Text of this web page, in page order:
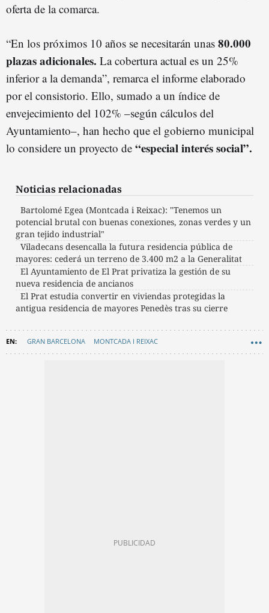
oferta de la comarca.
“En los próximos 10 años se necesitarán unas 80.000
plazas adicionales. La cobertura actual es un 25%
inferior a la demanda”, remarca el informe elaborado
por el consistorio. Ello, sumado a un índice de
envejecimiento del 102% –según cálculos del
Ayuntamiento–, han hecho que el gobierno municipal
lo considere un proyecto de “especial interés social”.
Noticias relacionadas
Bartolomé Egea (Montcada i Reixac): "Tenemos un
potencial brutal con buenas conexiones, zonas verdes y un
gran tejido industrial"
Viladecans desencalla la futura residencia pública de
mayores: cederá un terreno de 3.400 m2 a la Generalitat
El Ayuntamiento de El Prat privatiza la gestión de su
nueva residencia de ancianos
El Prat estudia convertir en viviendas protegidas la
antigua residencia de mayores Penedès tras su cierre
GRAN BARCELONA MONTCADA I REIXAC